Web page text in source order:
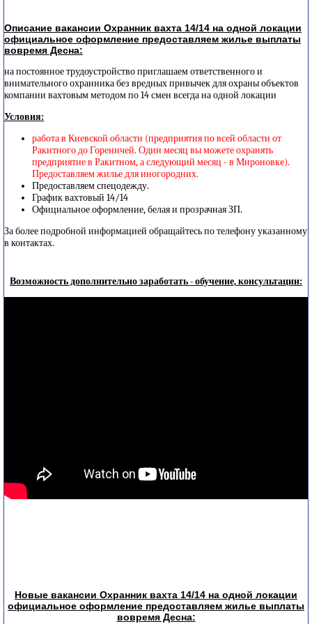
Описание вакансии Охранник вахта 14/14 на одной локации
официальное оформление предоставляем жилье выплаты
вовремя Десна:
на постоянное трудоустройство приглашаем ответственного и
внимательного охранника без вредных привычек для охраны объектов
компании вахтовым методом по 14 смен всегда на одной локации
Условия:
работа в Киевской области (предприятия по всей области от
Ракитного до Гореничей. Один месяц вы можете охранять
предприятие в Ракитном, а следующий месяц - в Мироновке).
Предоставляем жилье для иногородних.
Предоставляем спецодежду.
График вахтовый 14/14
Официальное оформление, белая и прозрачная ЗП.
За более подробной информацией обращайтесь по телефону указанному
в контактах.
Возможность дополнительно заработать - обучение, консультации:
Новые вакансии Охранник вахта 14/14 на одной локации
официальное оформление предоставляем жилье выплаты
вовремя Десна: